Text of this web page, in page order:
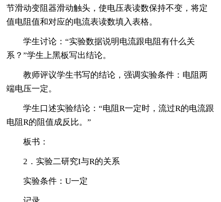
节滑动变阻器滑动触头，使电压表读数保持不变，将定
值电阻值和对应的电流表读数填入表格。
学生讨论：“实验数据说明电流跟电阻有什么关
系？”学生上黑板写出结论。
教师评议学生书写的结论，强调实验条件：电阻两
端电压一定。
学生口述实验结论：“电阻R一定时，流过R的电流跟
电阻R的阻值成反比。”
板书：
2．实验二研究I与R的关系
实验条件：U一定